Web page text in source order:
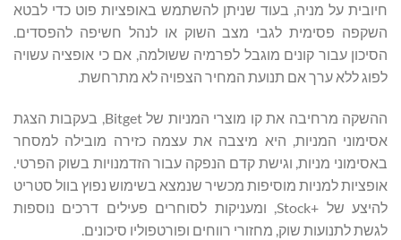
חיובית על מניה, בעוד שניתן להשתמש באופציות פוט כדי לבטא
השקפה פסימית לגבי מצב השוק או לנהל חשיפה להפסדים.
הסיכון עבור קונים מוגבל לפרמיה ששולמה, אם כי אופציה עשויה
לפוג ללא ערך אם תנועת המחיר הצפויה לא מתרחשת.
ההשקה מרחיבה את קו מוצרי המניות של Bitget, בעקבות הצגת
אסימוני המניות, היא מיצבה את עצמה כזירה מובילה למסחר
באסימוני מניות, וגישת קדם הנפקה עבור הזדמנויות בשוק הפרטי.
אופציות למניות מוסיפות מכשיר שנמצא בשימוש נפוץ בוול סטריט
להיצע של +Stock, ומעניקות לסוחרים פעילים דרכים נוספות
לגשת לתנועות שוק, מחזורי רווחים ופורטפוליו סיכונים.